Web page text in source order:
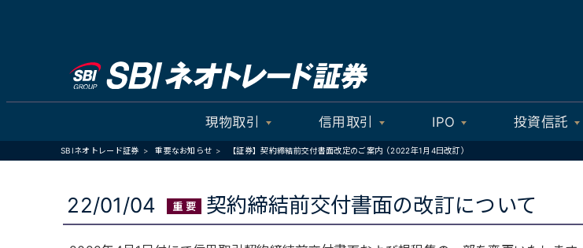
現物取引 信用取引 IPO 投資信託
SBIネオトレード証券 重要なお知らせ 【証券】契約締結前交付書面改定のご案内（2022年1月4日改訂）
22/01/04 契約締結前交付書面の改訂について